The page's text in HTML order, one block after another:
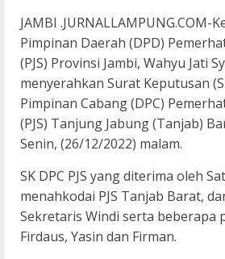
JAMBI .JURNALLAMPUNG.COM-
Pimpinan Daerah (DPD)
(PJS) Provinsi Jambi, Wahyu Jati
menyerahkan Surat Keputusan
Pimpinan Cabang (DPC)
(PJS) Tanjung Jabung (Tanjab)
Senin, (26/12/2022) malam.
SK DPC PJS yang diterima oleh
menahkodai PJS Tanjab Barat,
Sekretaris Windi serta beberapa
Firdaus, Yasin dan Firman.